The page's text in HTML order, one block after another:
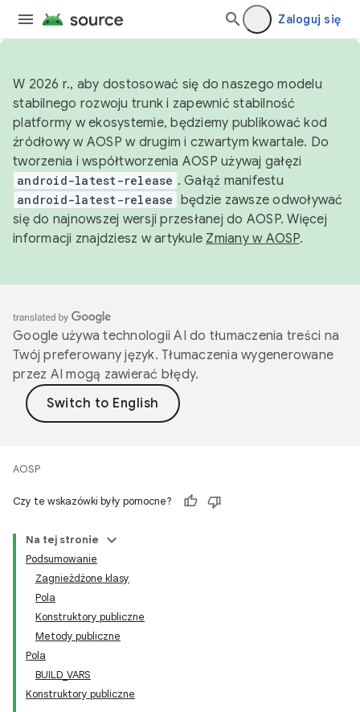
Zaloguj się
W 2026 r., aby dostosować się do naszego modelu
stabilnego rozwoju trunk i zapewnić stabilność
platformy w ekosystemie, będziemy publikować kod
źródłowy w AOSP w drugim i czwartym kwartale. Do
tworzenia i współtworzenia AOSP używaj gałęzi
android-latest-release . Gałąź manifestu
android-latest-release będzie zawsze odwoływać
się do najnowszej wersji przesłanej do AOSP. Więcej
informacji znajdziesz w artykule Zmiany w AOSP.
Google używa technologii AI do tłumaczenia treści na
Twój preferowany język. Tłumaczenia wygenerowane
przez AI mogą zawierać błędy.
AOSP
Czy te wskazówki były pomocne?
Na tej stronie
Podsumowanie
Zagnieżdżone klasy
Pola
Konstruktory publiczne
Metody publiczne
Pola
BUILD_VARS
Konstruktory publiczne